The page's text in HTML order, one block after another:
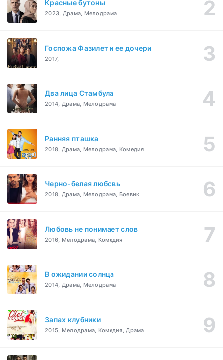
Красные бутоны
2023, Драма, Мелодрама
Госпожа Фазилет и ее дочери
2017,
Два лица Стамбула
2014, Драма, Мелодрама
Ранняя пташка
2018, Драма, Мелодрама, Комедия
Черно-белая любовь
2018, Драма, Мелодрама, Боевик
Любовь не понимает слов
2016, Мелодрама, Комедия
В ожидании солнца
2014, Драма, Мелодрама
Запах клубники
2015, Мелодрама, Комедия, Драма